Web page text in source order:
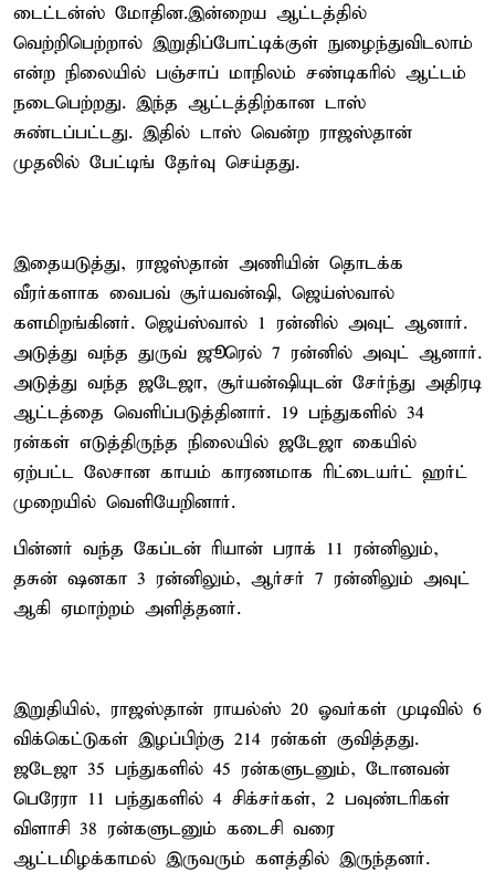
டைட்டன்ஸ் மோதின.இன்றைய ஆட்டத்தில்
வெற்றிபெற்றால் இறுதிப்போட்டிக்குள் நுழைந்துவிடலாம்
என்ற நிலையில் பஞ்சாப் மாநிலம் சண்டிகரில் ஆட்டம்
நடைபெற்றது. இந்த ஆட்டத்திற்கான டாஸ்
சுண்டப்பட்டது. இதில் டாஸ் வென்ற ராஜஸ்தான்
முதலில் பேட்டிங் தேர்வு செய்தது.
இதையடுத்து, ராஜஸ்தான் அணியின் தொடக்க
வீரர்களாக வைபவ் சூர்யவன்ஷி, ஜெய்ஸ்வால்
களமிறங்கினர். ஜெய்ஸ்வால் 1 ரன்னில் அவுட் ஆனார்.
அடுத்து வந்த துருவ் ஜூரெல் 7 ரன்னில் அவுட் ஆனார்.
அடுத்து வந்த ஜடேஜா, சூர்யன்ஷியுடன் சேர்ந்து அதிரடி
ஆட்டத்தை வெளிப்படுத்தினார். 19 பந்துகளில் 34
ரன்கள் எடுத்திருந்த நிலையில் ஜடேஜா கையில்
ஏற்பட்ட லேசான காயம் காரணமாக ரிட்டையர்ட் ஹர்ட்
முறையில் வெளியேறினார்.
பின்னர் வந்த கேப்டன் ரியான் பராக் 11 ரன்னிலும்,
தசுன் ஷனகா 3 ரன்னிலும், ஆர்சர் 7 ரன்னிலும் அவுட்
ஆகி ஏமாற்றம் அளித்தனர்.
இறுதியில், ராஜஸ்தான் ராயல்ஸ் 20 ஓவர்கள் முடிவில் 6
விக்கெட்டுகள் இழப்பிற்கு 214 ரன்கள் குவித்தது.
ஜடேஜா 35 பந்துகளில் 45 ரன்களுடனும், டோனவன்
பெரேரா 11 பந்துகளில் 4 சிக்சர்கள், 2 பவுண்டரிகள்
விளாசி 38 ரன்களுடனும் கடைசி வரை
ஆட்டமிழக்காமல் இருவரும் களத்தில் இருந்தனர்.